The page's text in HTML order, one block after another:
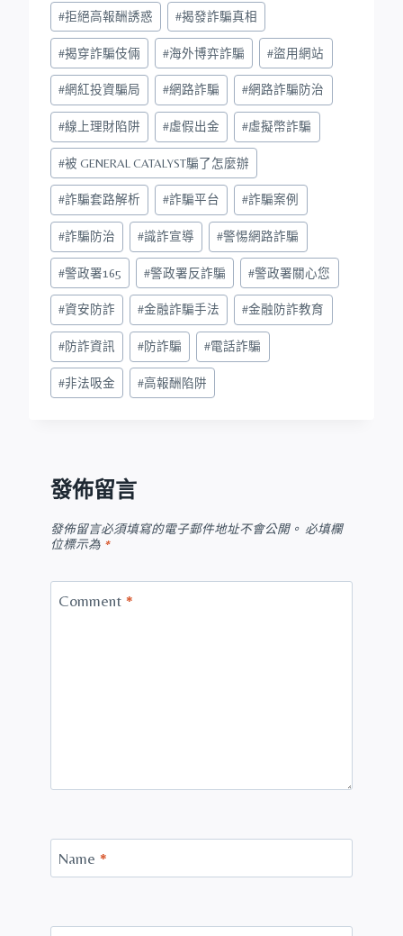
#拒絕高報酬誘惑 #揭發詐騙真相
#揭穿詐騙伎倆 #海外博弈詐騙 #盜用網站
#網紅投資騙局 #網路詐騙 #網路詐騙防治
#線上理財陷阱 #虛假出金 #虛擬幣詐騙
#被 GENERAL CATALYST騙了怎麼辦
#詐騙套路解析 #詐騙平台 #詐騙案例
#詐騙防治 #識詐宣導 #警惕網路詐騙
#警政署165 #警政署反詐騙 #警政署關心您
#資安防詐 #金融詐騙手法 #金融防詐教育
#防詐資訊 #防詐騙 #電話詐騙
#非法吸金 #高報酬陷阱
發佈留言
發佈留言必須填寫的電子郵件地址不會公開。 必填欄
位標示為 *
Comment *
Name *